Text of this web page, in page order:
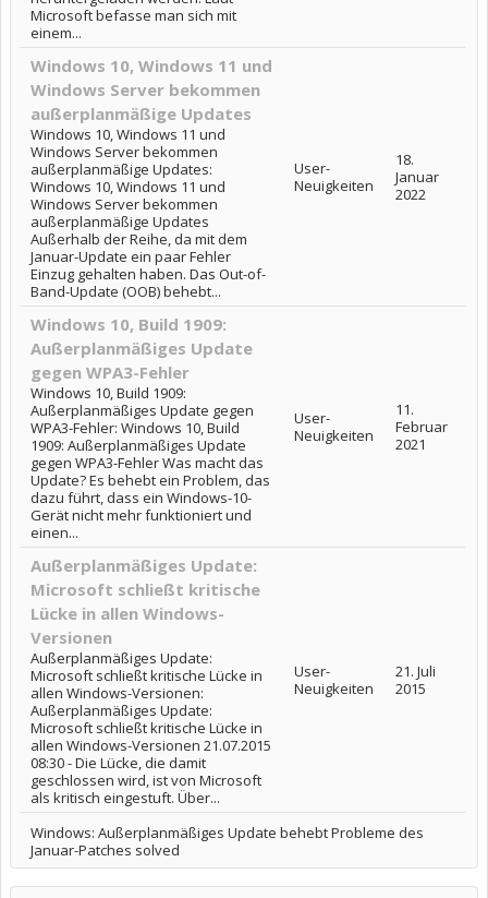
Microsoft befasse man sich mit
einem...
Windows 10, Windows 11 und
Windows Server bekommen
außerplanmäßige Updates
Windows 10, Windows 11 und
Windows Server bekommen
außerplanmäßige Updates:
Windows 10, Windows 11 und
Windows Server bekommen
außerplanmäßige Updates
Außerhalb der Reihe, da mit dem
Januar-Update ein paar Fehler
Einzug gehalten haben. Das Out-of-
Band-Update (OOB) behebt...
User-
Neuigkeiten
18.
Januar
2022
Windows 10, Build 1909:
Außerplanmäßiges Update
gegen WPA3-Fehler
Windows 10, Build 1909:
Außerplanmäßiges Update gegen
WPA3-Fehler: Windows 10, Build
1909: Außerplanmäßiges Update
gegen WPA3-Fehler Was macht das
Update? Es behebt ein Problem, das
dazu führt, dass ein Windows-10-
Gerät nicht mehr funktioniert und
einen...
User-
Neuigkeiten
11.
Februar
2021
Außerplanmäßiges Update:
Microsoft schließt kritische
Lücke in allen Windows-
Versionen
Außerplanmäßiges Update:
Microsoft schließt kritische Lücke in
allen Windows-Versionen:
Außerplanmäßiges Update:
Microsoft schließt kritische Lücke in
allen Windows-Versionen 21.07.2015
08:30 - Die Lücke, die damit
geschlossen wird, ist von Microsoft
als kritisch eingestuft. Über...
User-
Neuigkeiten
21. Juli
2015
Windows: Außerplanmäßiges Update behebt Probleme des
Januar-Patches solved